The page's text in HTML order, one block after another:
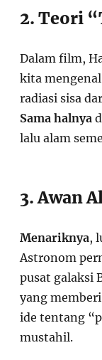
2. Teori
Dalam film,
kita
radiasi sisa
Sama halnya
lalu alam
3. Awan
Menariknya,
Astronom
pusat galaksi
yang
ide tentang
mustahil.